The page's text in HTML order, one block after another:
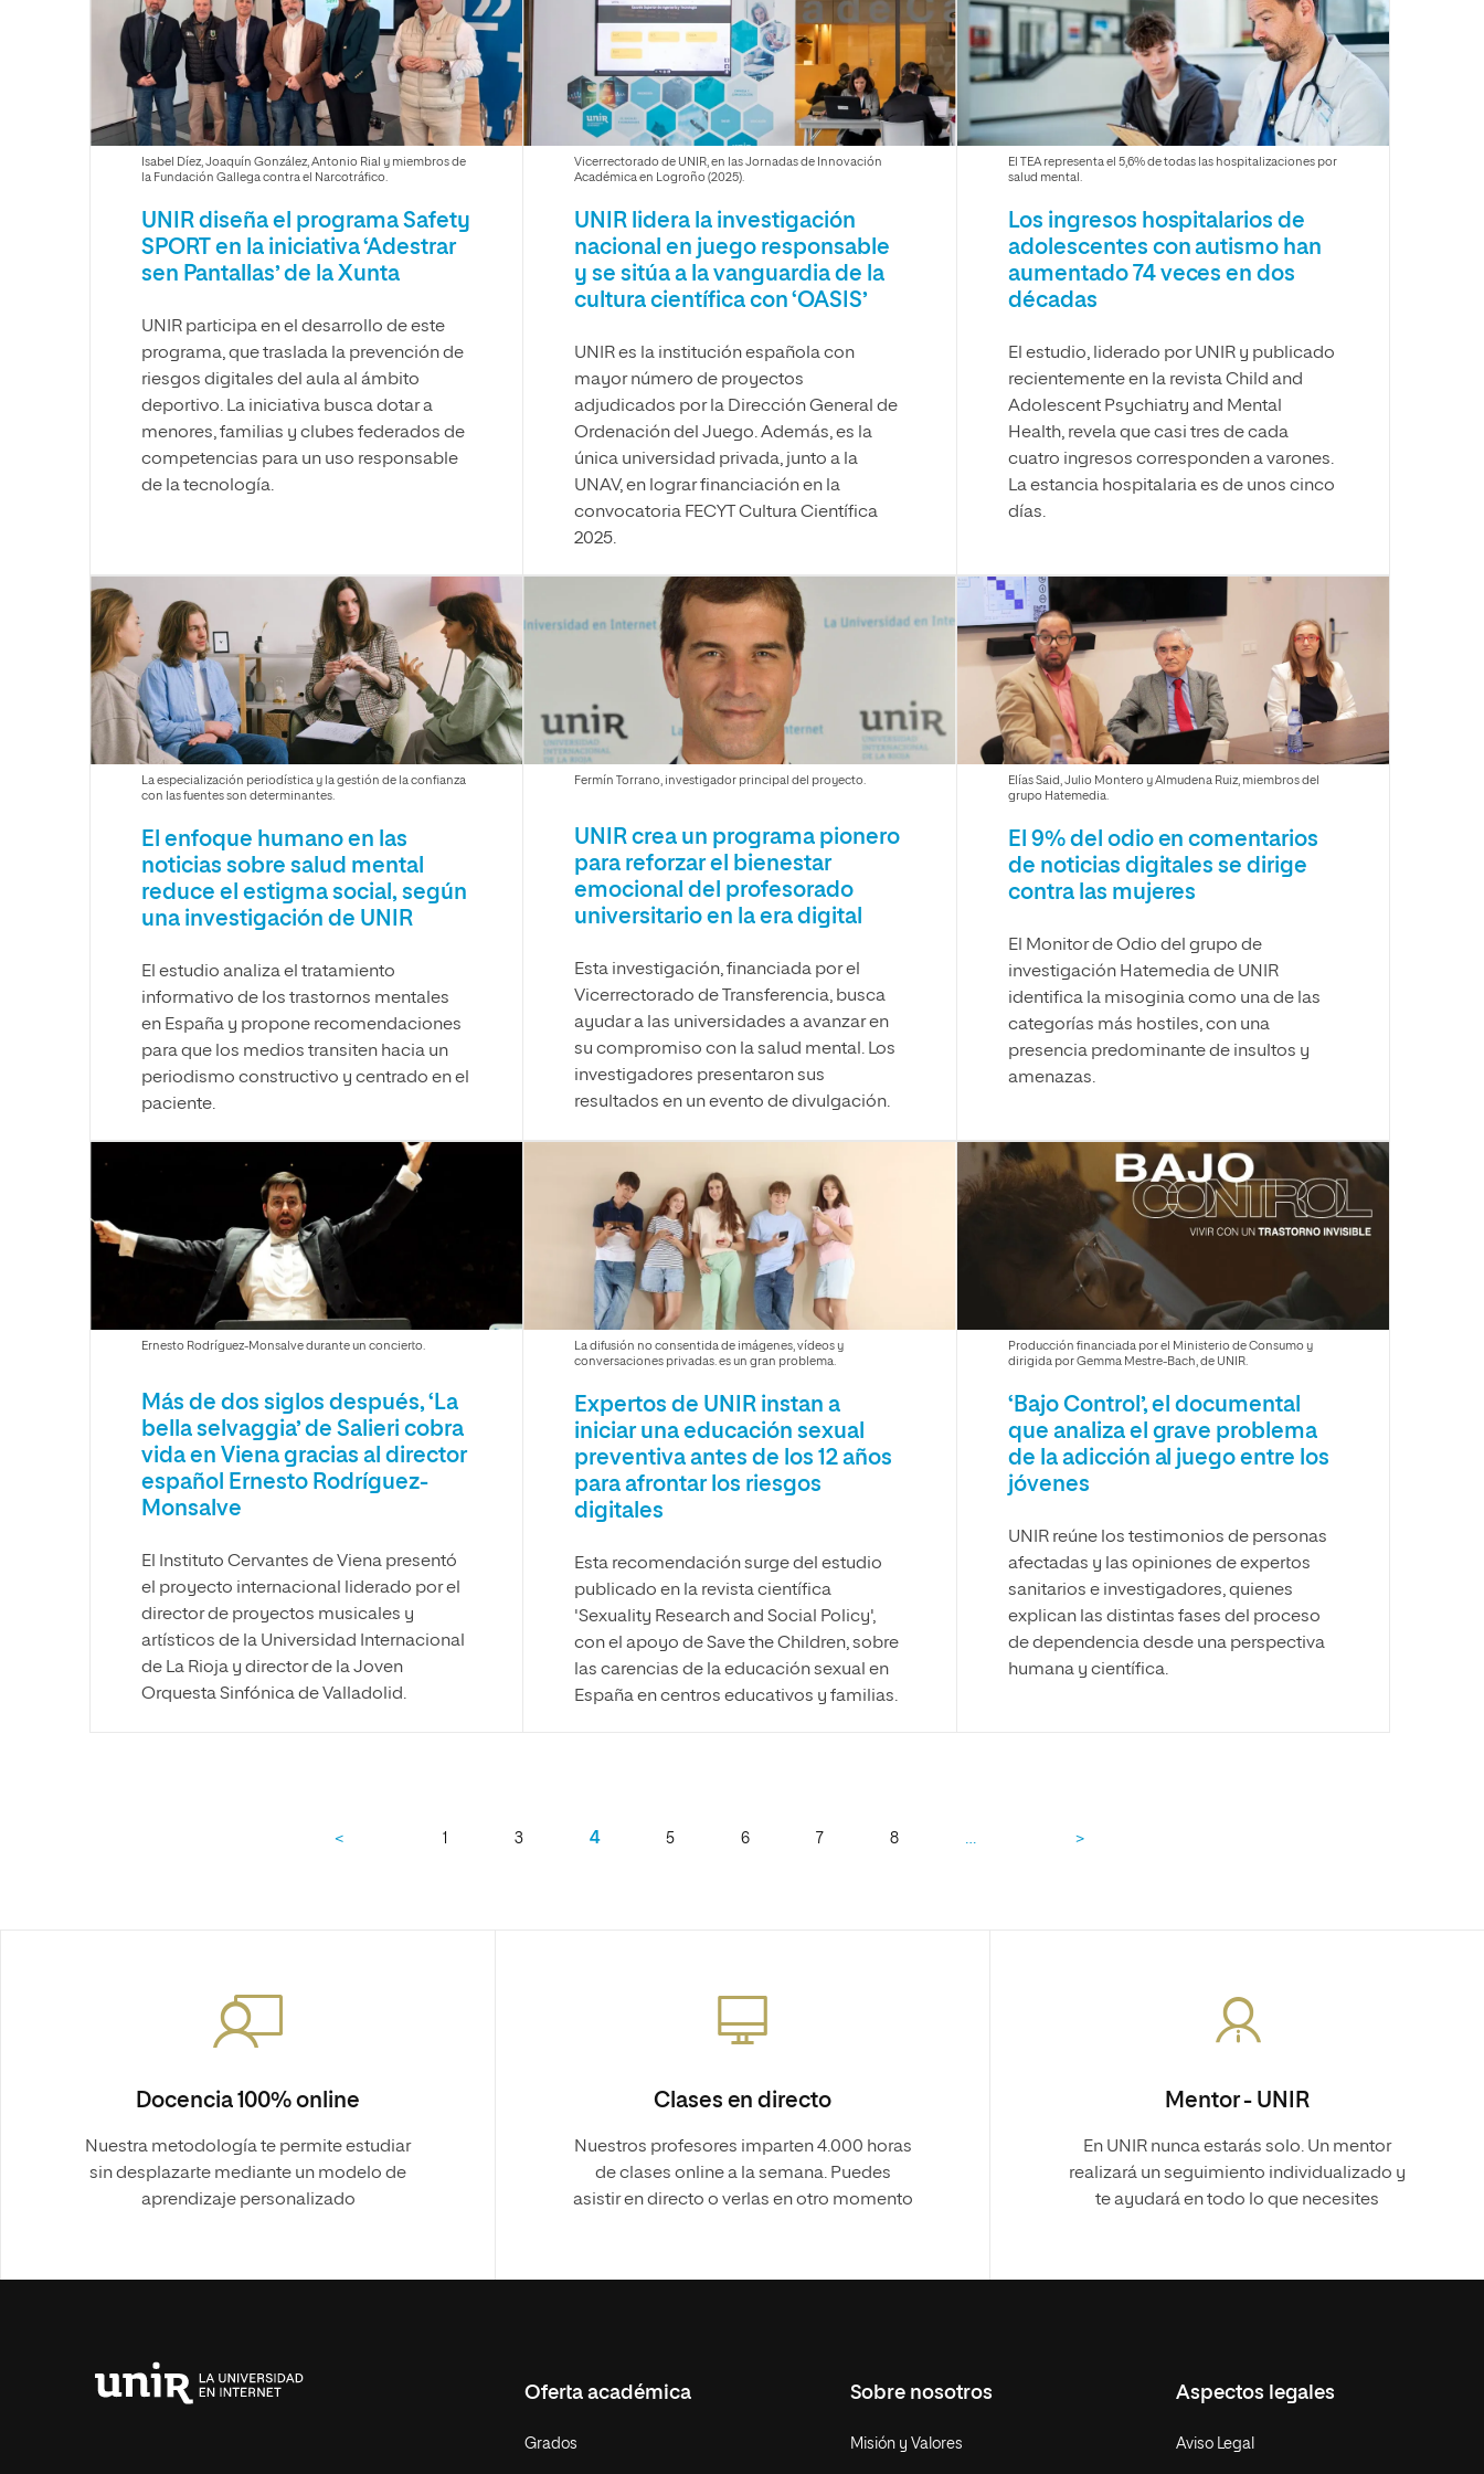
Ciencias Políticas y Relaciones
Internacionales
Acceso universitario para
mayores
Diseño
Ciencias de la Salud
Ciencias Sociales
Humanidades
Artes
Máster Universitario en Psicopedagogía
Máster Universitario en Atención Temprana y
Desarrollo Infantil
Máster Universitario en Enseñanza de Español
como Lengua Extranjera (ELE)
Ingeniería y Tecnología
Diseño
Ciencias de la Salud
Ciencias Sociales
Humanidades
Música
Oficina de Movilidad
Internacional
Escuela de Humanidades
Normas de Organización y
Funcionamiento
Facultad de Artes y Ciencias
Sociales
Escuela de Doctorado
Isabel Díez, Joaquín González, Antonio Rial y miembros de
la Fundación Gallega contra el Narcotráfico.
UNIR diseña el programa Safety
SPORT en la iniciativa ‘Adestrar
sen Pantallas’ de la Xunta
UNIR participa en el desarrollo de este
programa, que traslada la prevención de
riesgos digitales del aula al ámbito
deportivo. La iniciativa busca dotar a
menores, familias y clubes federados de
competencias para un uso responsable
de la tecnología.
Vicerrectorado de UNIR, en las Jornadas de Innovación
Académica en Logroño (2025).
UNIR lidera la investigación
nacional en juego responsable
y se sitúa a la vanguardia de la
cultura científica con ‘OASIS’
UNIR es la institución española con
mayor número de proyectos
adjudicados por la Dirección General de
Ordenación del Juego. Además, es la
única universidad privada, junto a la
UNAV, en lograr financiación en la
convocatoria FECYT Cultura Científica
2025.
El TEA representa el 5,6% de todas las hospitalizaciones por
salud mental.
Los ingresos hospitalarios de
adolescentes con autismo han
aumentado 74 veces en dos
décadas
El estudio, liderado por UNIR y publicado
recientemente en la revista Child and
Adolescent Psychiatry and Mental
Health, revela que casi tres de cada
cuatro ingresos corresponden a varones.
La estancia hospitalaria es de unos cinco
días.
La especialización periodística y la gestión de la confianza
con las fuentes son determinantes.
El enfoque humano en las
noticias sobre salud mental
reduce el estigma social, según
una investigación de UNIR
El estudio analiza el tratamiento
informativo de los trastornos mentales
en España y propone recomendaciones
para que los medios transiten hacia un
periodismo constructivo y centrado en el
paciente.
Fermín Torrano, investigador principal del proyecto.
UNIR crea un programa pionero
para reforzar el bienestar
emocional del profesorado
universitario en la era digital
Esta investigación, financiada por el
Vicerrectorado de Transferencia, busca
ayudar a las universidades a avanzar en
su compromiso con la salud mental. Los
investigadores presentaron sus
resultados en un evento de divulgación.
Elías Said, Julio Montero y Almudena Ruiz, miembros del
grupo Hatemedia.
El 9% del odio en comentarios
de noticias digitales se dirige
contra las mujeres
El Monitor de Odio del grupo de
investigación Hatemedia de UNIR
identifica la misoginia como una de las
categorías más hostiles, con una
presencia predominante de insultos y
amenazas.
Ernesto Rodríguez-Monsalve durante un concierto.
Más de dos siglos después, ‘La
bella selvaggia’ de Salieri cobra
vida en Viena gracias al director
español Ernesto Rodríguez-
Monsalve
El Instituto Cervantes de Viena presentó
el proyecto internacional liderado por el
director de proyectos musicales y
artísticos de la Universidad Internacional
de La Rioja y director de la Joven
Orquesta Sinfónica de Valladolid.
La difusión no consentida de imágenes, vídeos y
conversaciones privadas. es un gran problema.
Expertos de UNIR instan a
iniciar una educación sexual
preventiva antes de los 12 años
para afrontar los riesgos
digitales
Esta recomendación surge del estudio
publicado en la revista científica
'Sexuality Research and Social Policy',
con el apoyo de Save the Children, sobre
las carencias de la educación sexual en
España en centros educativos y familias.
Producción financiada por el Ministerio de Consumo y
dirigida por Gemma Mestre-Bach, de UNIR.
‘Bajo Control’, el documental
que analiza el grave problema
de la adicción al juego entre los
jóvenes
UNIR reúne los testimonios de personas
afectadas y las opiniones de expertos
sanitarios e investigadores, quienes
explican las distintas fases del proceso
de dependencia desde una perspectiva
humana y científica.
< 1 3 4 5 6 7 8 … >
Docencia 100% online
Nuestra metodología te permite estudiar
sin desplazarte mediante un modelo de
aprendizaje personalizado
Clases en directo
Nuestros profesores imparten 4.000 horas
de clases online a la semana. Puedes
asistir en directo o verlas en otro momento
Mentor - UNIR
En UNIR nunca estarás solo. Un mentor
realizará un seguimiento individualizado y
te ayudará en todo lo que necesites
Oferta académica
Grados
Sobre nosotros
Misión y Valores
Aspectos legales
Aviso Legal